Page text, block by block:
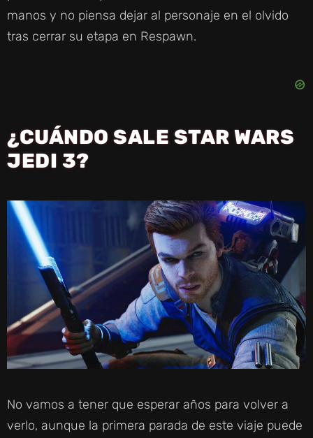
manos y no piensa dejar al personaje en el olvido
tras cerrar su etapa en Respawn.
¿CUÁNDO SALE STAR WARS
JEDI 3?
No vamos a tener que esperar años para volver a
verlo, aunque la primera parada de este viaje puede